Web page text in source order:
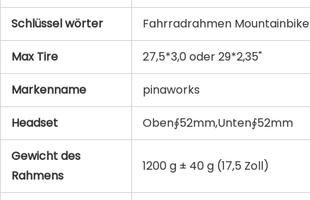
Schlüssel wörter Fahrradrahmen Mountainbike
Max Tire 27,5*3,0 oder 29*2,35"
Markenname pinaworks
Headset Oben∮52mm,Unten∮52mm
Gewicht des
Rahmens
1200 g ± 40 g (17,5 Zoll)